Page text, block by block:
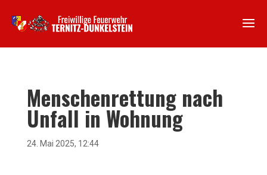
Menschenrettung nach
Unfall in Wohnung
24. Mai 2025, 12:44